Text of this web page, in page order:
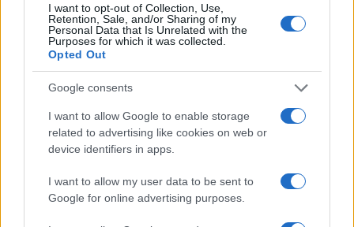
I want to opt-out of Collection, Use,
Retention, Sale, and/or Sharing of my
Personal Data that Is Unrelated with the
Purposes for which it was collected.
Opted Out
Google consents
I want to allow Google to enable storage
related to advertising like cookies on web or
device identifiers in apps.
I want to allow my user data to be sent to
Google for online advertising purposes.
F
a
ce
o
o
k
T
w
it
te
r
Pi
n
te
re
st
W
h
at
s
A
p
p
S
h
a
re